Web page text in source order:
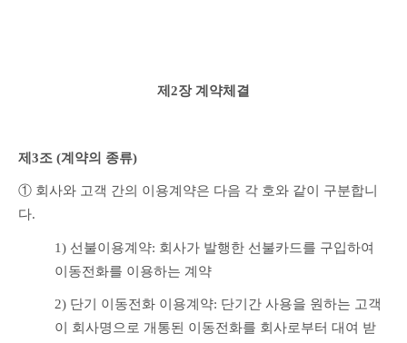
제2장 계약체결
제3조 (계약의 종류)
① 회사와 고객 간의 이용계약은 다음 각 호와 같이 구분합니
다.
1) 선불이용계약: 회사가 발행한 선불카드를 구입하여
이동전화를 이용하는 계약
2) 단기 이동전화 이용계약: 단기간 사용을 원하는 고객
이 회사명으로 개통된 이동전화를 회사로부터 대여 받